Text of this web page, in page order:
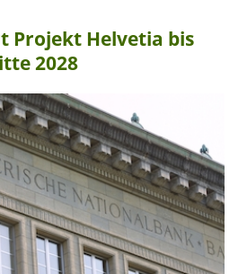
Projekt Helvetia bis
2028